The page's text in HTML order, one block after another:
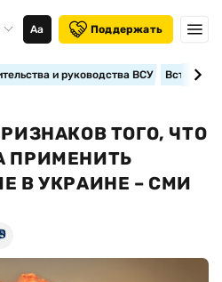
Аа Поддержать
и руководства ВСУ
ТОГО, ЧТО
ПРИМЕНИТЬ
В УКРАИНЕ – СМИ